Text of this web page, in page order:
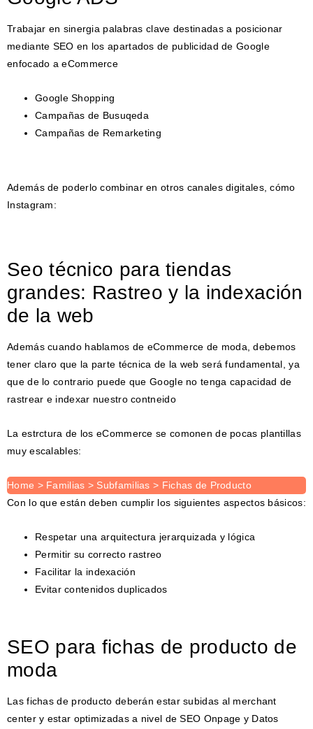
Trabajar en sinergia palabras clave destinadas a posicionar
mediante SEO en los apartados de publicidad de Google
enfocado a eCommerce
Google Shopping
Campañas de Busuqeda
Campañas de Remarketing
Además de poderlo combinar en otros canales digitales, cómo
Instagram:
Seo técnico para tiendas
grandes: Rastreo y la indexación
de la web
Además cuando hablamos de eCommerce de moda, debemos
tener claro que la parte técnica de la web será fundamental, ya
que de lo contrario puede que Google no tenga capacidad de
rastrear e indexar nuestro contneido
La estrctura de los eCommerce se comonen de pocas plantillas
muy escalables:
Home > Familias > Subfamilias > Fichas de Producto
Con lo que están deben cumplir los siguientes aspectos básicos:
Respetar una arquitectura jerarquizada y lógica
Permitir su correcto rastreo
Facilitar la indexación
Evitar contenidos duplicados
SEO para fichas de producto de
moda
Las fichas de producto deberán estar subidas al merchant
center y estar optimizadas a nivel de SEO Onpage y Datos